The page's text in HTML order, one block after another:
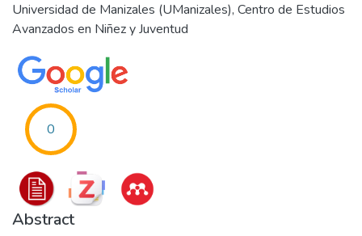
Universidad de Manizales (UManizales), Centro de Estudios
Avanzados en Niñez y Juventud
0
Abstract